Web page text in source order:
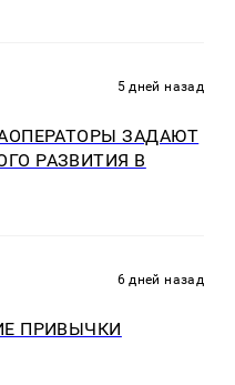
5 дней назад
ЗАДАЮТ
РАЗВИТИЯ В
6 дней назад
ПРИВЫЧКИ